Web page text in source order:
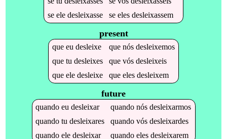
se ele desleixasse se eles desleixassem
present
que eu desleixe que nós desleixemos
que tu desleixes que vós desleixeis
que ele desleixe que eles desleixem
future
quandoeudesleixar quandonósdesleixarmos
quandotudesleixares quandovósdesleixardes
quandoeledesleixar quandoelesdesleixarem